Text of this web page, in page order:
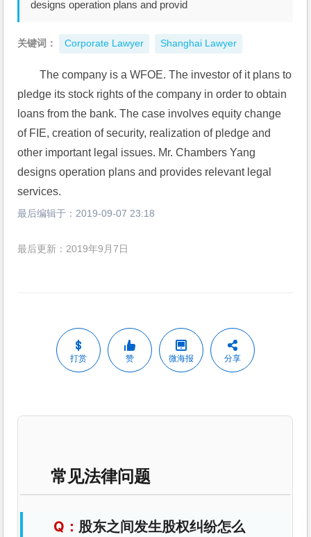
designs operation plans and provid
关键词： Corporate Lawyer Shanghai Lawyer
The company is a WFOE. The investor of it plans to
pledge its stock rights of the company in order to obtain
loans from the bank. The case involves equity change
of FIE, creation of security, realization of pledge and
other important legal issues. Mr. Chambers Yang
designs operation plans and provides relevant legal
services.
最后编辑于： 2019-09-07 23:18
最后更新：2019年9月7日
打赏 赞 微海报 分享
常见法律问题
股东之间发生股权纠纷怎么